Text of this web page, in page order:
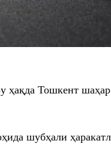
ҳақда Тошкент
шубҳали